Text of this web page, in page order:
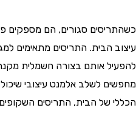
סגורים, הם מספקים
הבית. התריסים מתאימים למגוון
אותם בצורה חשמלית מקנה עוד
לשלב אלמנט עיצובי שיכול
של הבית, התריסים השקופים הם